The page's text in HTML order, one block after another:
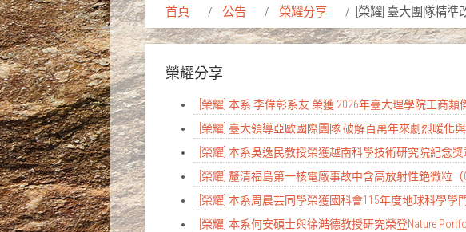
首頁 公告 榮耀分享 [榮耀] 臺大團隊精
榮耀分享
[榮耀] 本系 李偉彰系友 榮獲 2026年臺大理學院工商類
[榮耀] 臺大領導亞歐國際團隊 破解百萬年來劇烈暖化
[榮耀] 本系吳逸民教授榮獲越南科學技術研究院紀念獎
[榮耀] 釐清福島第一核電廠事故中含高放射性銫微粒
[榮耀] 本系周晨芸同學榮獲國科會115年度地球科學
[榮耀] 本系何安碩士與徐澔德教授研究榮登Nature